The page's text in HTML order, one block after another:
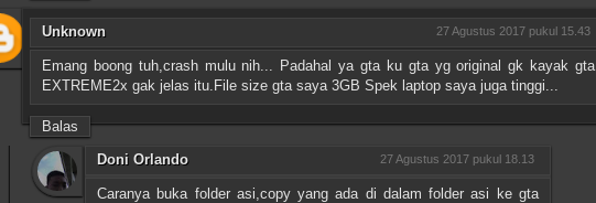
Unknown 27 Agustus 2017 pukul 15.43
Emang boong tuh,crash mulu nih... Padahal ya gta ku gta yg original gk kayak gta
EXTREME2x gak jelas itu.File size gta saya 3GB Spek laptop saya juga tinggi...
Balas
Doni Orlando
27 Agustus 2017 pukul 18.13
Caranya buka folder asi,copy yang ada di dalam folder asi ke gta